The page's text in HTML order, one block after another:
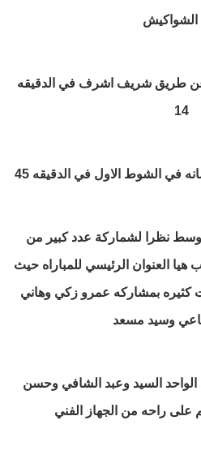
الشواكيش
عن طريق شريف اشرف في الدقيقه
14
في الشوط الاول في الدقيقه 45
نظرا لشماركة عدد كبير من
هيا العنوان الرئيسي للمباراه حيث
كثيره بمشاركه عمرو زكي وهاني
وسيد مسعد
السيد وعبد الشافي وحسن
راحه من الجهاز الفني